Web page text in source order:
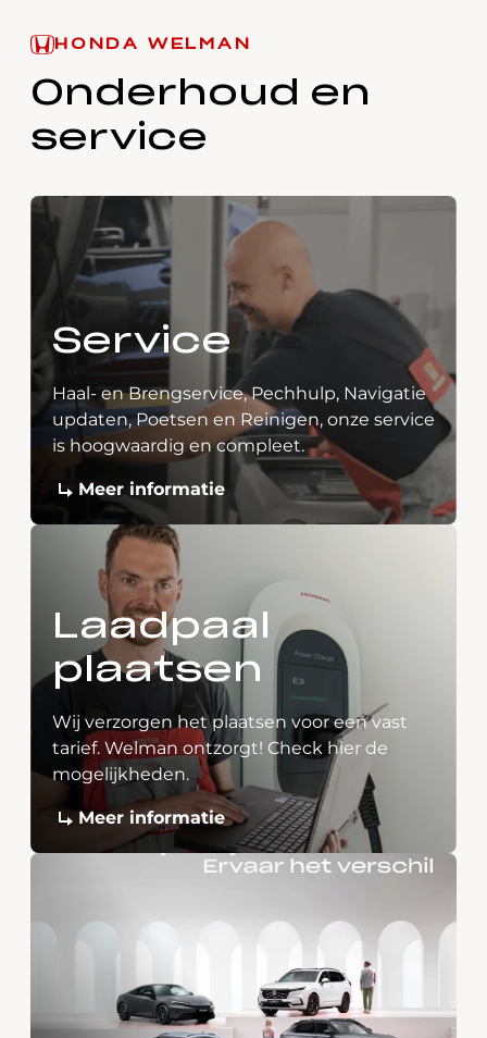
HONDA WELMAN
Onderhoud en
service
Service
Haal- en Brengservice, Pechhulp, Navigatie
updaten, Poetsen en Reinigen, onze service
is hoogwaardig en compleet.
Meer informatie
Laadpaal
plaatsen
Wij verzorgen het plaatsen voor een vast
tarief. Welman ontzorgt! Check hier de
mogelijkheden.
Meer informatie